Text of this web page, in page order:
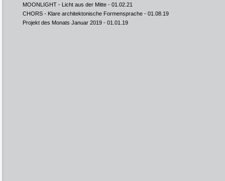
MOONLIGHT - Licht aus der Mitte - 01.02.21
CHORS - Klare architektonische Formensprache - 01.08.19
Projekt des Monats Januar 2019 - 01.01.19